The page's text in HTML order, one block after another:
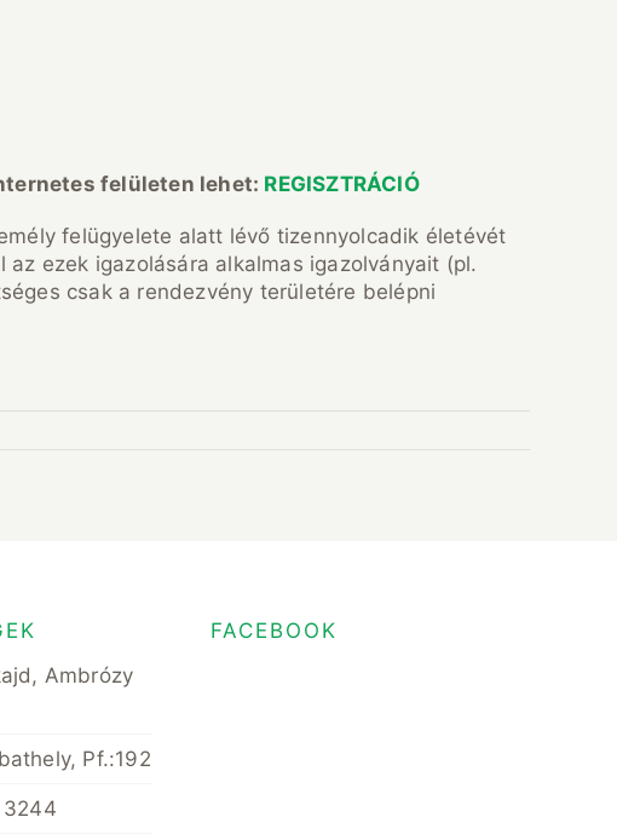
felületen lehet: REGISZTRÁCIÓ
felügyelete alatt lévő tizennyolcadik életévét
ezek igazolására alkalmas igazolványait (pl.
csak a rendezvény területére belépni
Ambrózy
Pf.:192
3244
FACEBOOK